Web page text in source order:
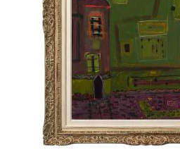
SELMA GÜRBÜZ ESERLERİ
ZEKAİ ORMANCI
ARZU AKGÜN ESERLERİ,
GÜLTEN İMAMOĞLU
BEDRİ RAHMİ EYÜBOĞLU
DEVRİM ERBİL ESERLERİ,
SELİM ALTAN ESERLERİ,
EREN EYÜBOĞLU
NURİ BATTAL ESERLERİ,
YUSUF AYGEÇ ESERLERİ,
SEVİNÇ ALTAN ESERLERİ,
FİLİZ KAHRAMAN